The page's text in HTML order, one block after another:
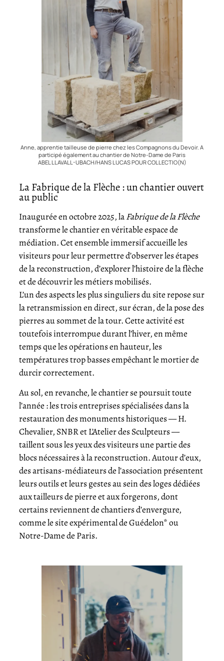
Anne, apprentie tailleuse de pierre chez les Compagnons du Devoir. A
participé également au chantier de Notre-Dame de Paris
ABEL LLAVALL-UBACH/HANS LUCAS POUR COLLECTIO(N)
La Fabrique de la Flèche : un chantier ouvert
au public
Inaugurée en octobre 2025, laFabrique de la Flèche
transforme le chantier en véritable espace de
médiation. Cet ensemble immersif accueille les
visiteurs pour leur permettre d’observer les étapes
de la reconstruction, d’explorer l’histoire de la flèche
et de découvrir les métiers mobilisés.
L’un des aspects les plus singuliers du site repose sur
la retransmission en direct, sur écran, de la pose des
pierres au sommet de la tour. Cette activité est
toutefois interrompue durant l’hiver, en même
temps que les opérations en hauteur, les
températures trop basses empêchant le mortier de
durcir correctement.
Au sol, en revanche, le chantier se poursuit toute
l’année : les trois entreprises spécialisées dans la
restauration des monuments historiques — H.
Chevalier, SNBR et L’Atelier des Sculpteurs —
taillent sous les yeux des visiteurs une partie des
blocs nécessaires à la reconstruction. Autour d’eux,
des artisans-médiateurs de l’association présentent
leurs outils et leurs gestes au sein des loges dédiées
aux tailleurs de pierre et aux forgerons, dont
certains reviennent de chantiers d’envergure,
comme le site expérimental de Guédelon* ou
Notre-Dame de Paris.